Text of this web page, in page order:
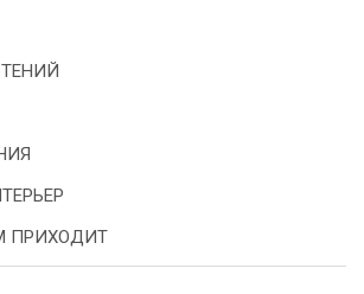
ПРИХОДИТ